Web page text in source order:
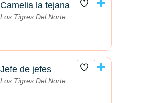
Camelia la tejana
Los Tigres Del Norte
Jefe de jefes
Los Tigres Del Norte